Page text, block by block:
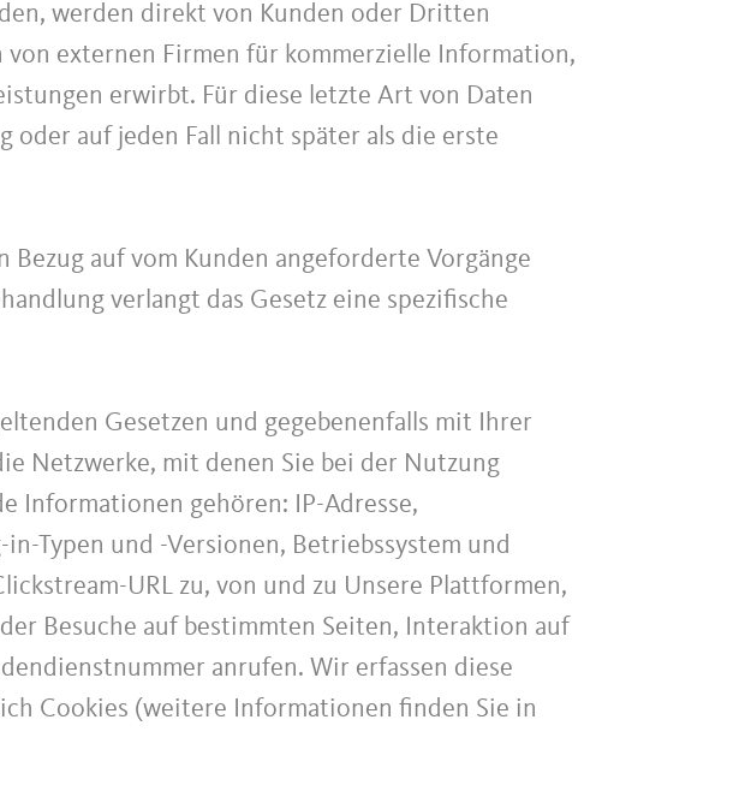
werden direkt von Kunden oder Dritten
von externen Firmen für kommerzielle Information,
erwirbt. Für diese letzte Art von Daten
auf jeden Fall nicht später als die erste
Bezug auf vom Kunden angeforderte Vorgänge
verlangt das Gesetz eine spezifische
Gesetzen und gegebenenfalls mit Ihrer
Netzwerke, mit denen Sie bei der Nutzung
Informationen gehören: IP-Adresse,
Typen und -Versionen, Betriebssystem und
URL zu, von und zu Unsere Plattformen,
Besuche auf bestimmten Seiten, Interaktion auf
anrufen. Wir erfassen diese
Cookies (weitere Informationen finden Sie in